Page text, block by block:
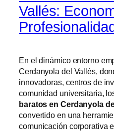
Vallés:
Profesionalidad
En el dinámico entorno
Cerdanyola del Vallés,
innovadoras, centros de
comunidad universitaria,
baratos en Cerdanyola
convertido en una
comunicación corporativa